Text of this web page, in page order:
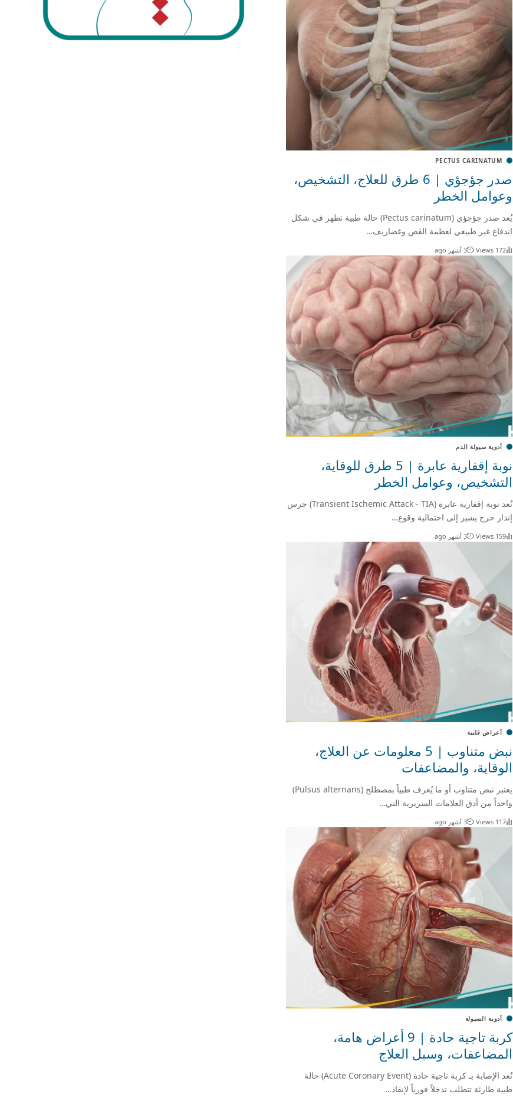
PECTUS CARINATUM
صدر جؤجؤي | 6 طرق للعلاج، التشخيص،
وعوامل الخطر
يُعد صدر جؤجؤي (Pectus carinatum) حالة طبية تظهر في شكل
اندفاع غير طبيعي لعظمة القص وغضاريف…
172 Views 3 أشهر ago
أدوية سيولة الدم
نوبة إقفارية عابرة | 5 طرق للوقاية،
التشخيص، وعوامل الخطر
تُعد نوبة إقفارية عابرة (Transient Ischemic Attack - TIA) جرس
إنذار حرج يشير إلى احتمالية وقوع…
159 Views 3 أشهر ago
أعراض قلبية
نبض متناوب | 5 معلومات عن العلاج،
الوقاية، والمضاعفات
يعتبر نبض متناوب أو ما يُعرف طبياً بمصطلح (Pulsus alternans)
واحداً من أدق العلامات السريرية التي…
117 Views 3 أشهر ago
أدوية السيولة
كربة تاجية حادة | 9 أعراض هامة،
المضاعفات، وسبل العلاج
تُعد الإصابة بـ كربة تاجية حادة (Acute Coronary Event) حالة
طبية طارئة تتطلب تدخلاً فورياً لإنقاذ…